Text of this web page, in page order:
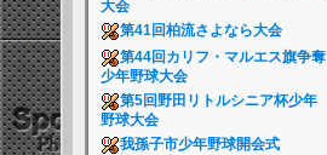
大会
第41回柏流さよなら大会
第44回カリフ・マルエス旗争奪
少年野球大会
第5回野田リトルシニア杯少年
野球大会
我孫子市少年野球開会式